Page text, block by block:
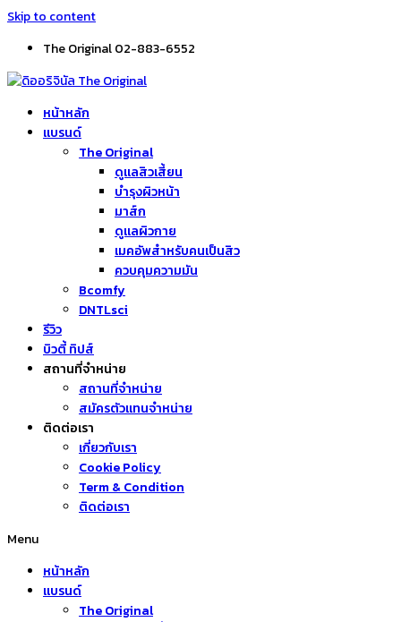
Skip to content
The Original 02-883-6552
หน้าหลัก
แบรนด์
The Original
ดูแลสิวเสี้ยน
บำรุงผิวหน้า
มาส์ก
ดูแลผิวกาย
เมคอัพสำหรับคนเป็นสิว
ควบคุมความมัน
Bcomfy
DNTLsci
รีวิว
บิวตี้ ทิปส์
สถานที่จำหน่าย
สถานที่จำหน่าย
สมัครตัวแทนจำหน่าย
ติดต่อเรา
เกี่ยวกับเรา
Cookie Policy
Term & Condition
ติดต่อเรา
Menu
หน้าหลัก
แบรนด์
The Original